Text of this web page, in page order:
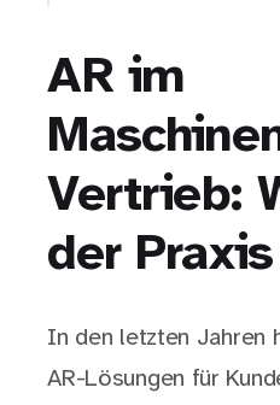
AR im
Vertrieb:
der
In den letzten Jahren
AR-Lösungen für